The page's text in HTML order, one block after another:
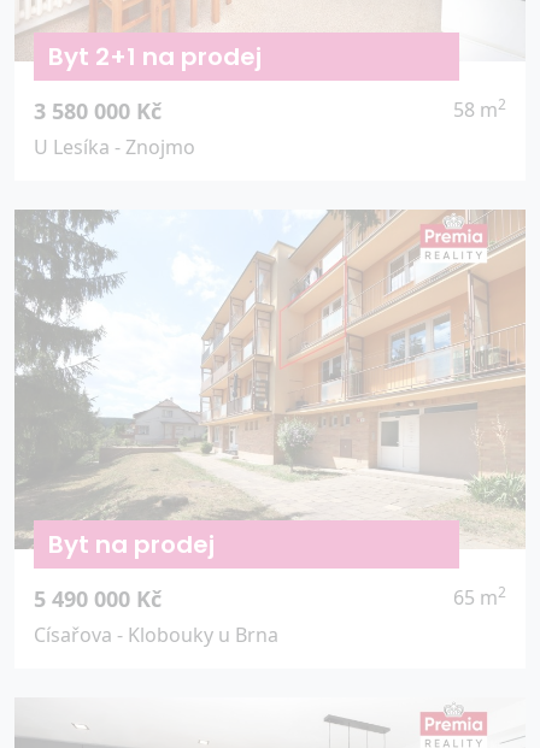
Byt 2+1 na prodej
3 580 000 Kč 58 m2
U Lesíka - Znojmo
Byt na prodej
5 490 000 Kč 65 m2
Císařova - Klobouky u Brna